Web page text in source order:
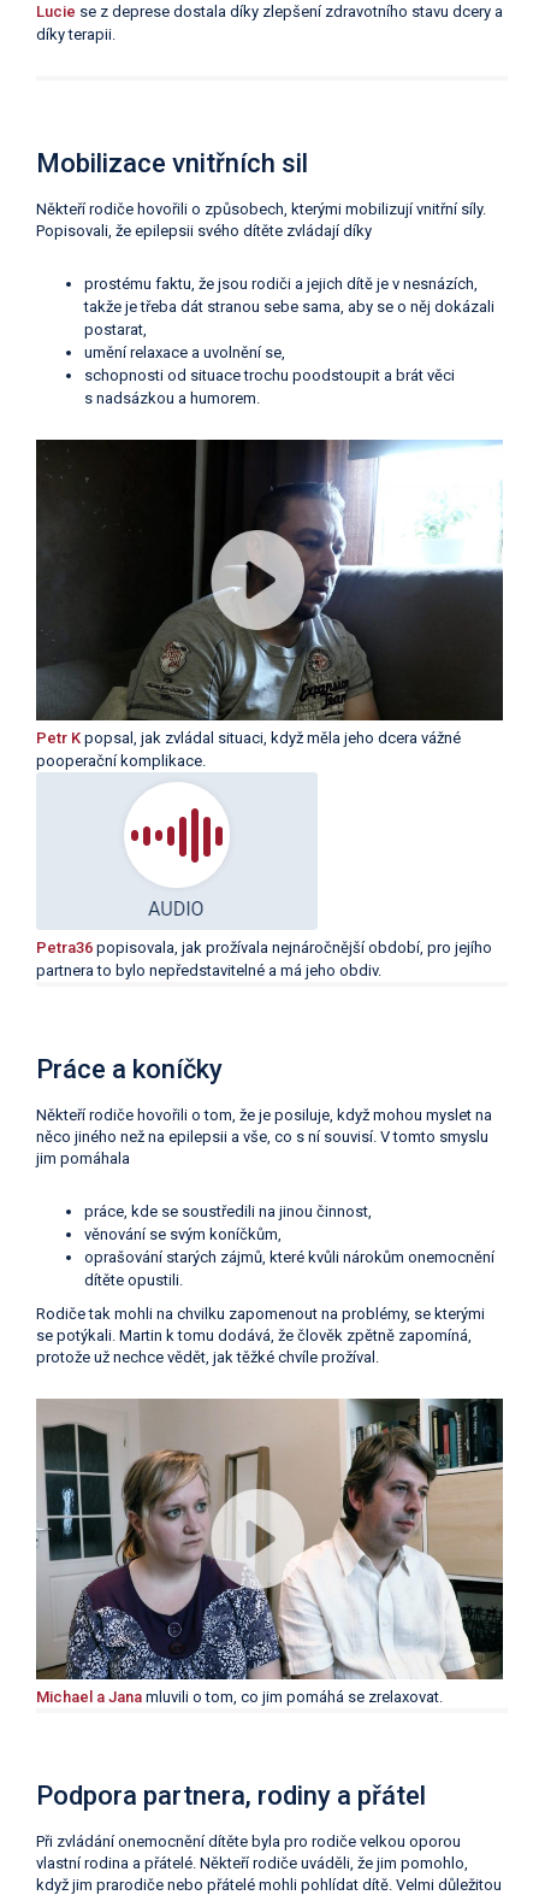
Lucie se z deprese dostala díky zlepšení zdravotního stavu dcery a
díky terapii.
Mobilizace vnitřních sil
Někteří rodiče hovořili o způsobech, kterými mobilizují vnitřní síly.
Popisovali, že epilepsii svého dítěte zvládají díky
prostému faktu, že jsou rodiči a jejich dítě je v nesnázích,
takže je třeba dát stranou sebe sama, aby se o něj dokázali
postarat,
umění relaxace a uvolnění se,
schopnosti od situace trochu poodstoupit a brát věci
s nadsázkou a humorem.
Petr K popsal, jak zvládal situaci, když měla jeho dcera vážné
pooperační komplikace.
Petra36 popisovala, jak prožívala nejnáročnější období, pro jejího
partnera to bylo nepředstavitelné a má jeho obdiv.
Práce a koníčky
Někteří rodiče hovořili o tom, že je posiluje, když mohou myslet na
něco jiného než na epilepsii a vše, co s ní souvisí. V tomto smyslu
jim pomáhala
práce, kde se soustředili na jinou činnost,
věnování se svým koníčkům,
oprašování starých zájmů, které kvůli nárokům onemocnění
dítěte opustili.
Rodiče tak mohli na chvilku zapomenout na problémy, se kterými
se potýkali. Martin k tomu dodává, že člověk zpětně zapomíná,
protože už nechce vědět, jak těžké chvíle prožíval.
Michael a Jana mluvili o tom, co jim pomáhá se zrelaxovat.
Podpora partnera, rodiny a přátel
Při zvládání onemocnění dítěte byla pro rodiče velkou oporou
vlastní rodina a přátelé. Někteří rodiče uváděli, že jim pomohlo,
když jim prarodiče nebo přátelé mohli pohlídat dítě. Velmi důležitou